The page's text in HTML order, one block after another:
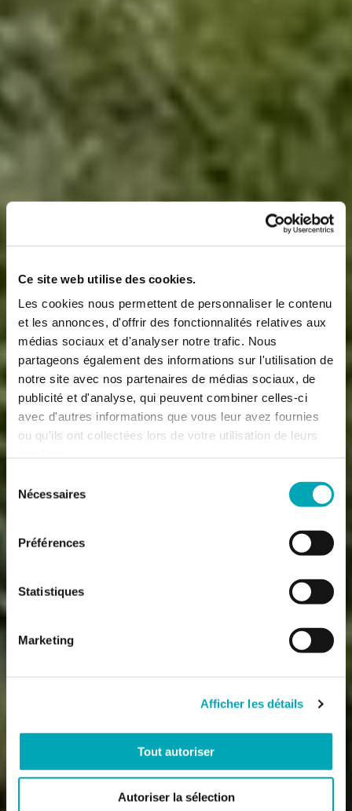
Ce site web utilise des cookies.
Les cookies nous permettent de personnaliser le contenu
et les annonces, d'offrir des fonctionnalités relatives aux
médias sociaux et d'analyser notre trafic. Nous
partageons également des informations sur l'utilisation de
notre site avec nos partenaires de médias sociaux, de
publicité et d'analyse, qui peuvent combiner celles-ci
avec d'autres informations que vous leur avez fournies
ou qu'ils ont collectées lors de votre utilisation de leurs
Nécessaires
Préférences
Statistiques
Marketing
Afficher les détails
Tout autoriser
Autoriser la sélection